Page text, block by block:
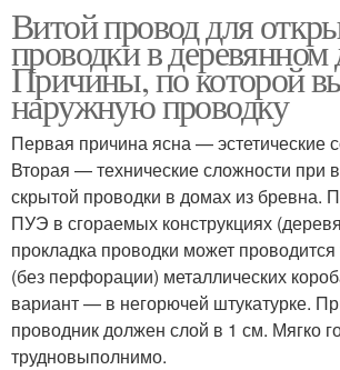
Витой провод для
проводки в деревянном
Причины, по которой
наружную проводку
Первая причина ясна — эстетические
Вторая — технические сложности при
скрытой проводки в домах из бревна.
ПУЭ в сгораемых конструкциях
прокладка проводки может проводится
(без перфорации) металлических
вариант — в негорючей штукатурке.
проводник должен слой в 1 см. Мягко
трудновыполнимо.